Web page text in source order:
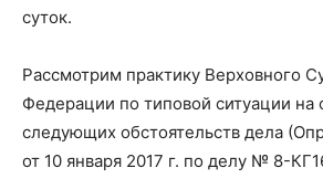
суток.
Рассмотрим практику Верховного
Федерации по типовой ситуации на
следующих обстоятельств дела
от 10 января 2017 г. по делу № 8-